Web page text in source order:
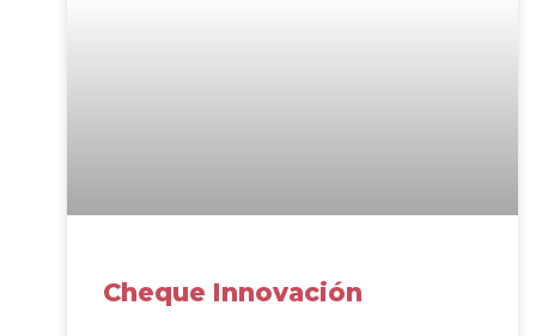
Cheque Innovación